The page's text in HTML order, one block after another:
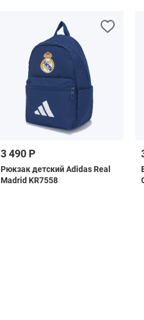
3 490 Р
Рюкзак детский Adidas Real
Madrid KR7558